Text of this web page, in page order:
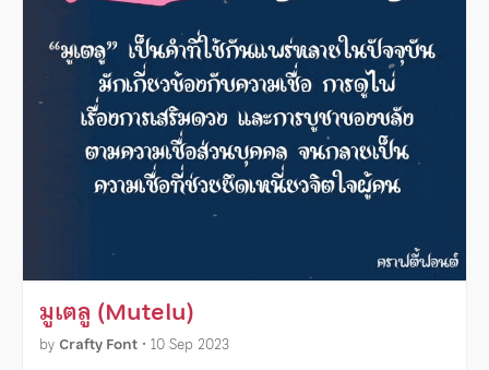
มูเตลู (Mutelu)
by Crafty Font • 10 Sep 2023